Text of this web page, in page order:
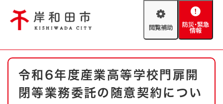
閲
助
防
緊
情
報
やさしい日本語
防災・緊急情報 救急・消防
ハザードマップ AED設置箇所
本
令和6年度産業高等学校門扉開
閉等業務委託の随意契約につい